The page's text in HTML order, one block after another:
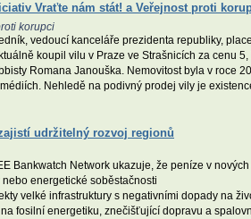
Vraťte nám stát! a Veřejnost proti
korupci
vedoucí kanceláře prezidenta republiky,
koupil vilu v Praze ve Strašnicích za cenu
Romana Janouška. Nemovitost byla v roce
Nehledě na podivný prodej vily je
udržitelný rozvoj regionů
Bankwatch Network ukazuje, že peníze v
energetické soběstačnosti
velké infrastruktury s negativními dopady na
fosilní energetiku, znečišťující dopravu a